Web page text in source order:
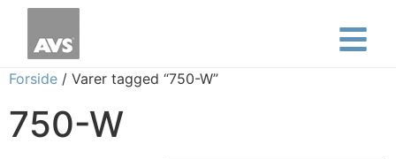
Forside / Varer tagged “750-W”
750-W